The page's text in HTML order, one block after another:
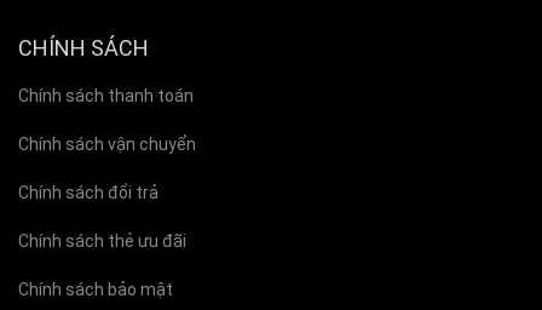
CHÍNH SÁCH
Chính sách thanh toán
Chính sách vận chuyển
Chính sách đổi trả
Chính sách thẻ ưu đãi
Chính sách bảo mật